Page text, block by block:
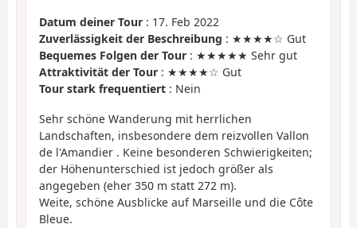
Datum deiner Tour : 17. Feb 2022
Zuverlässigkeit der Beschreibung : ★★★★☆ Gut
Bequemes Folgen der Tour : ★★★★★ Sehr gut
Attraktivität der Tour : ★★★★☆ Gut
Tour stark frequentiert : Nein
Sehr schöne Wanderung mit herrlichen
Landschaften, insbesondere dem reizvollen Vallon
de l'Amandier . Keine besonderen Schwierigkeiten;
der Höhenunterschied ist jedoch größer als
angegeben (eher 350 m statt 272 m).
Weite, schöne Ausblicke auf Marseille und die Côte
Bleue.